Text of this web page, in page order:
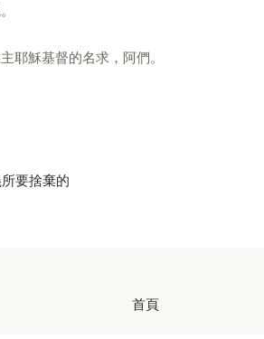
耶穌基督的名求，阿們。
要捨棄的
首頁